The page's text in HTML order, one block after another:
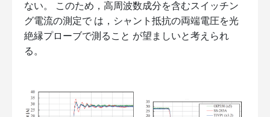
ない。 このため，高周波数成分を含むスイッチン
グ電流の測定で は，シャント抵抗の両端電圧を光
絶縁プローブで測ること が望ましいと考えられ
る。